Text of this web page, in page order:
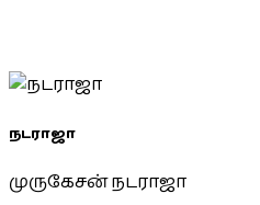
நடராஜா
முருகேசன் நடராஜா